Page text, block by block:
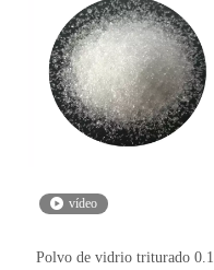
vídeo
Polvo de vidrio triturado 0.1